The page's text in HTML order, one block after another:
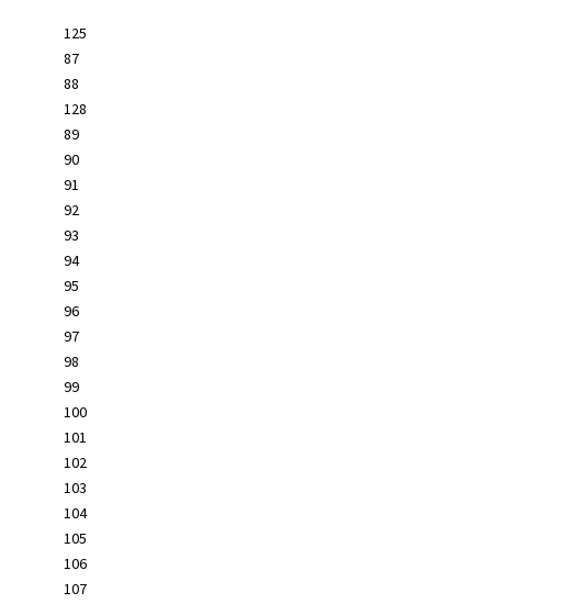
125
87
88
128
89
90
91
92
93
94
95
96
97
98
99
100
101
102
103
104
105
106
107